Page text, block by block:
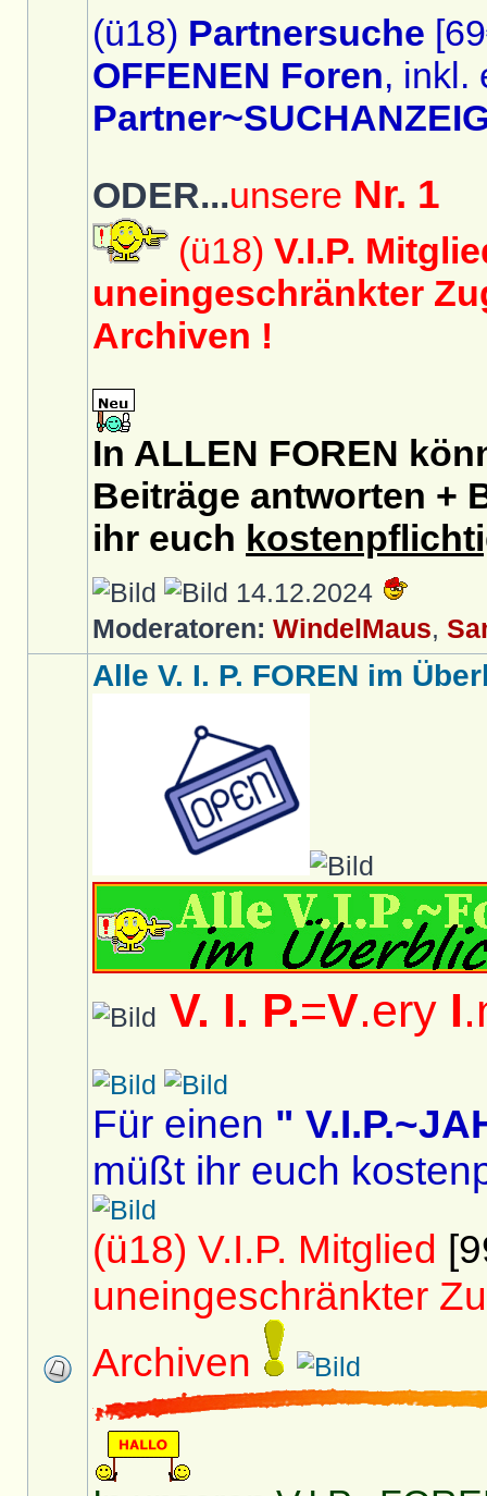
(ü18) Partnersuche
OFFENEN Foren, inkl.
ODER...unsere Nr. 1
(ü18) V.I.P.
uneingeschränkter
Archiven !
In ALLEN FOREN
Beiträge antworten +
ihr euch
14.12.2024
Moderatoren: WindelMaus,
Alle V. I. P. FOREN im
V. I. P.=V.ery I
Für einen "
müßt ihr euch
(ü18) V.I.P. Mitglied
uneingeschränkter
Archiven